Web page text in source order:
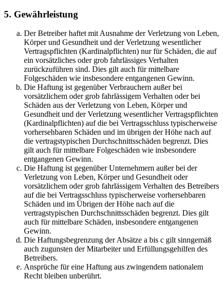
5. Gewährleistung
Der Betreiber haftet mit Ausnahme der Verletzung von Leben,
Körper und Gesundheit und der Verletzung wesentlicher
Vertragspflichten (Kardinalpflichten) nur für Schäden, die auf
ein vorsätzliches oder grob fahrlässiges Verhalten
zurückzuführen sind. Dies gilt auch für mittelbare
Folgeschäden wie insbesondere entgangenen Gewinn.
Die Haftung ist gegenüber Verbrauchern außer bei
vorsätzlichem oder grob fahrlässigem Verhalten oder bei
Schäden aus der Verletzung von Leben, Körper und
Gesundheit und der Verletzung wesentlicher Vertragspflichten
(Kardinalpflichten) auf die bei Vertragsschluss typischerweise
vorhersehbaren Schäden und im übrigen der Höhe nach auf
die vertragstypischen Durchschnittsschäden begrenzt. Dies
gilt auch für mittelbare Folgeschäden wie insbesondere
entgangenen Gewinn.
Die Haftung ist gegenüber Unternehmern außer bei der
Verletzung von Leben, Körper und Gesundheit oder
vorsätzlichem oder grob fahrlässigem Verhalten des Betreibers
auf die bei Vertragsschluss typischerweise vorhersehbaren
Schäden und im Übrigen der Höhe nach auf die
vertragstypischen Durchschnittsschäden begrenzt. Dies gilt
auch für mittelbare Schäden, insbesondere entgangenen
Gewinn.
Die Haftungsbegrenzung der Absätze a bis c gilt sinngemäß
auch zugunsten der Mitarbeiter und Erfüllungsgehilfen des
Betreibers.
Ansprüche für eine Haftung aus zwingendem nationalem
Recht bleiben unberührt.